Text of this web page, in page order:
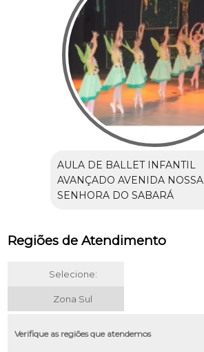
AULA DE BALLET INFANTIL
AVANÇADO AVENIDA NOSSA
SENHORA DO SABARÁ
Regiões de Atendimento
Selecione:
Zona Sul
Verifique as regiões que atendemos